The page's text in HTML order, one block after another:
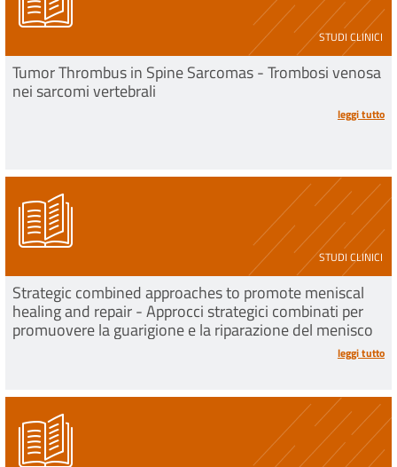
STUDI CLINICI
Tumor Thrombus in Spine Sarcomas - Trombosi venosa
nei sarcomi vertebrali
leggi tutto
STUDI CLINICI
Strategic combined approaches to promote meniscal
healing and repair - Approcci strategici combinati per
promuovere la guarigione e la riparazione del menisco
leggi tutto